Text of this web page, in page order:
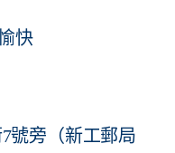
快
號旁（新工郵局